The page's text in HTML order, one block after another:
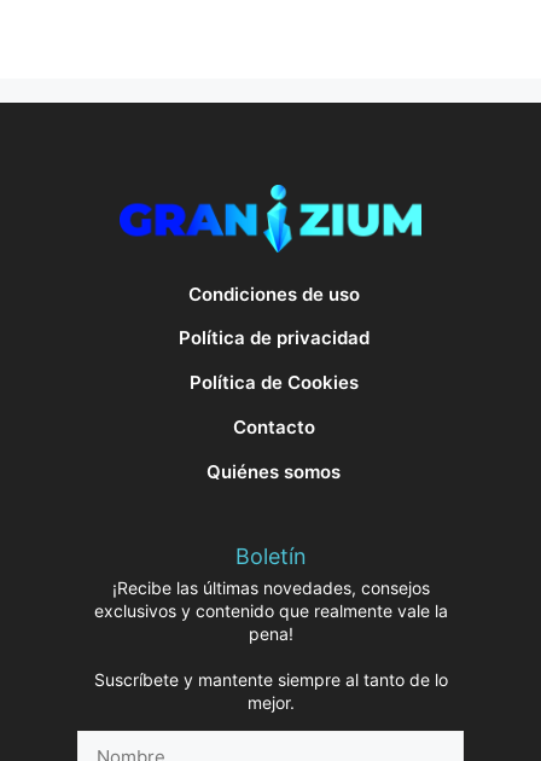
Condiciones de uso
Política de privacidad
Política de Cookies
Contacto
Quiénes somos
Boletín
¡Recibe las últimas novedades, consejos
exclusivos y contenido que realmente vale la
pena!
Suscríbete y mantente siempre al tanto de lo
mejor.